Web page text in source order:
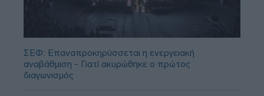
ΣΕΦ: Επαναπροκηρύσσεται η ενεργειακή
αναβάθμιση - Γιατί ακυρώθηκε ο πρώτος
διαγωνισμός